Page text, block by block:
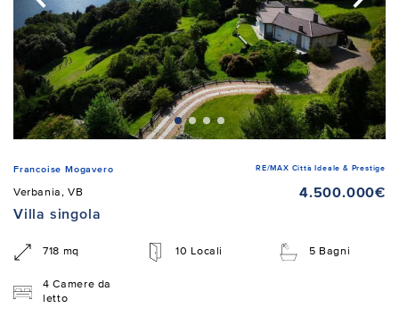
Francoise Mogavero RE/MAX Città Ideale & Prestige
Verbania, VB
4.500.000€
Villa singola
718 mq 10 Locali 5 Bagni
4 Camere da
letto